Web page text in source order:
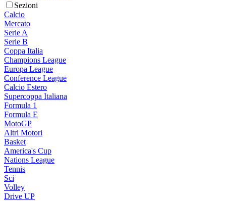
Sezioni
Calcio
Mercato
Serie A
Serie B
Coppa Italia
Champions League
Europa League
Conference League
Calcio Estero
Supercoppa Italiana
Formula 1
Formula E
MotoGP
Altri Motori
Basket
America's Cup
Nations League
Tennis
Sci
Volley
Drive UP